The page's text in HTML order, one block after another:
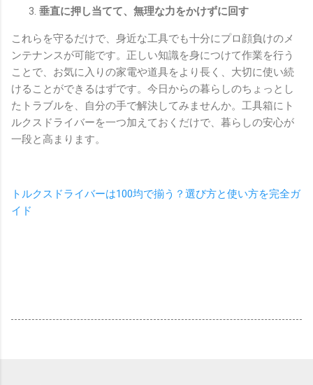
垂直に押し当てて、無理な力をかけずに回す
これらを守るだけで、身近な工具でも十分にプロ顔負けのメ
ンテナンスが可能です。正しい知識を身につけて作業を行う
ことで、お気に入りの家電や道具をより長く、大切に使い続
けることができるはずです。今日からの暮らしのちょっとし
たトラブルを、自分の手で解決してみませんか。工具箱にト
ルクスドライバーを一つ加えておくだけで、暮らしの安心が
一段と高まります。
トルクスドライバーは100均で揃う？選び方と使い方を完全ガ
イド